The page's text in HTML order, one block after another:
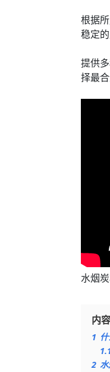
根据
稳定
提供
择最
水烟
内容
1
2